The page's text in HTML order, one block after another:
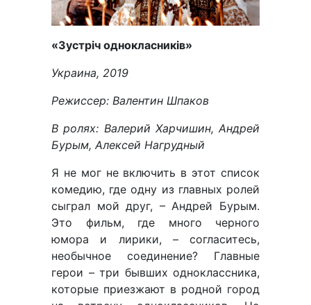
«Зустріч однокласників»
Украина, 2019
Режиссер: Валентин Шпаков
В ролях: Валерий Харчишин, Андрей
Бурым, Алексей Нагрудный
Я не мог не включить в этот список
комедию, где одну из главных ролей
сыграл мой друг, – Андрей Бурым.
Это фильм, где много черного
юмора и лирики, – согласитесь,
необычное соединение? Главные
герои – три бывших одноклассника,
которые приезжают в родной город